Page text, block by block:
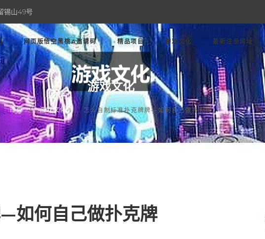
锡山49号
网页版悟空黑桃A邀请码 精品项目 游戏文化 最新注册网址
游戏文化
首页 游戏文化 怎么自制标准扑克牌牌—如何自己做扑克牌
如何自己做扑克牌